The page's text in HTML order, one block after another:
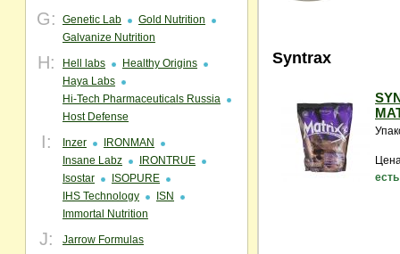
G: Genetic Lab
Gold Nutrition
Galvanize Nutrition
H: Hell labs
Healthy Origins
Haya Labs
Hi-Tech Pharmaceuticals Russia
Host Defense
I: Inzer
IRONMAN
Insane Labz
IRONTRUE
Isostar
ISOPURE
IHS Technology
ISN
Immortal Nutrition
J: Jarrow Formulas
Syntrax